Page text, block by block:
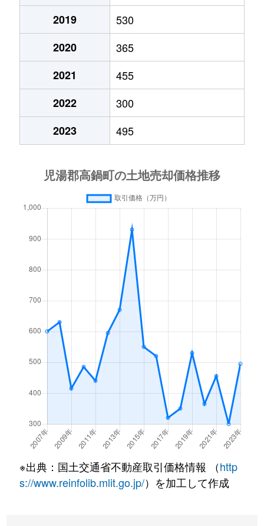
2019
530
2020
365
2021
455
2022
300
2023
495
※出典：国土交通省不動産取引価格情報 （http
s://www.reinfolib.mlit.go.jp/）を加工して作成